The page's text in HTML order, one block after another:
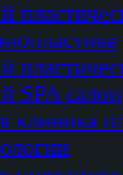
SPA салон
клиника